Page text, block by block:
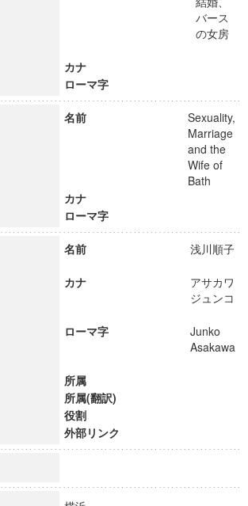
バース
の女房
カナ
ローマ字
名前
Sexuality,
Marriage
and the
Wife of
Bath
カナ
ローマ字
名前 浅川順子
カナ
アサカワ
ジュンコ
ローマ字
Junko
Asakawa
所属
所属(翻訳)
役割
外部リンク